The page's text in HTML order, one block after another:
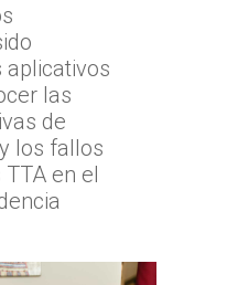
aplicativos
las
de
los fallos
en el